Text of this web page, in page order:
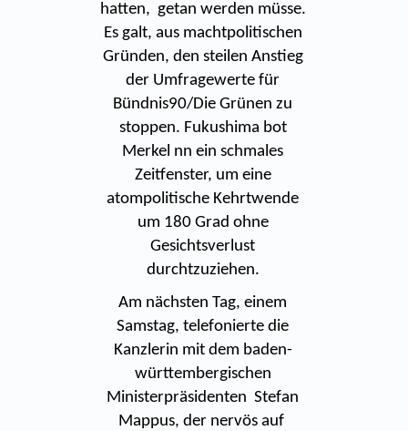
hatten, getan werden müsse.
Es galt, aus machtpolitischen
Gründen, den steilen Anstieg
der Umfragewerte für
Bündnis90/Die Grünen zu
stoppen. Fukushima bot
Merkel nn ein schmales
Zeitfenster, um eine
atompolitische Kehrtwende
um 180 Grad ohne
Gesichtsverlust
durchtzuziehen.
Am nächsten Tag, einem
Samstag, telefonierte die
Kanzlerin mit dem baden-
württembergischen
Ministerpräsidenten Stefan
Mappus, der nervös auf